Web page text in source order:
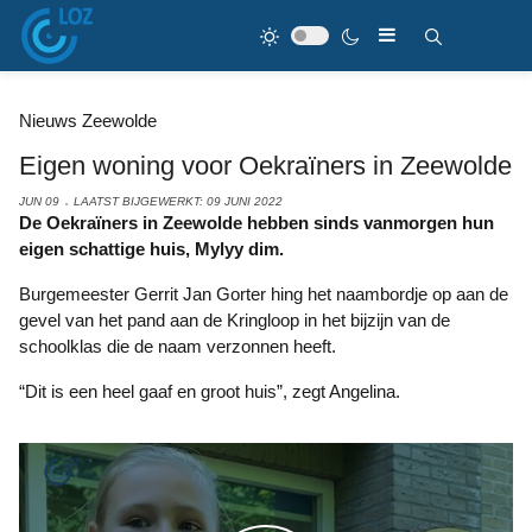
Nieuws Zeewolde
Eigen woning voor Oekraïners in Zeewolde
JUN 09 LAATST BIJGEWERKT: 09 JUNI 2022
De Oekraïners in Zeewolde hebben sinds vanmorgen hun
eigen schattige huis, Mylyy dim.
Burgemeester Gerrit Jan Gorter hing het naambordje op aan de
gevel van het pand aan de Kringloop in het bijzijn van de
schoolklas die de naam verzonnen heeft.
“Dit is een heel gaaf en groot huis”, zegt Angelina.